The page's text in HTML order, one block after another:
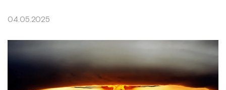
04.05.2025